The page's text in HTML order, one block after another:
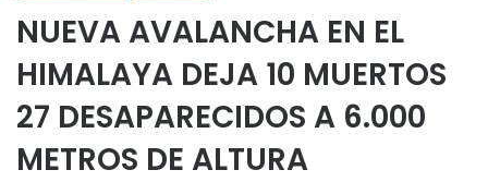
NUEVA AVALANCHA EN EL
HIMALAYA DEJA 10 MUERTOS
27 DESAPARECIDOS A 6.000
METROS DE ALTURA